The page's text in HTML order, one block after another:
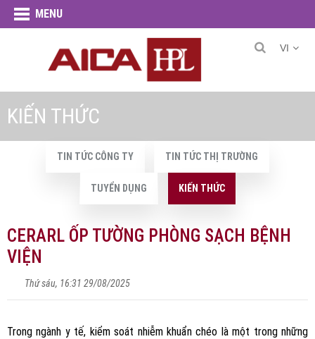
MENU
VI
KIẾN THỨC
TIN TỨC CÔNG TY TIN TỨC THỊ TRƯỜNG
TUYỂN DỤNG KIẾN THỨC
CERARL ỐP TƯỜNG PHÒNG SẠCH BỆNH
VIỆN
Thứ sáu, 16:31 29/08/2025
Trong ngành y tế, kiểm soát nhiễm khuẩn chéo là một trong những